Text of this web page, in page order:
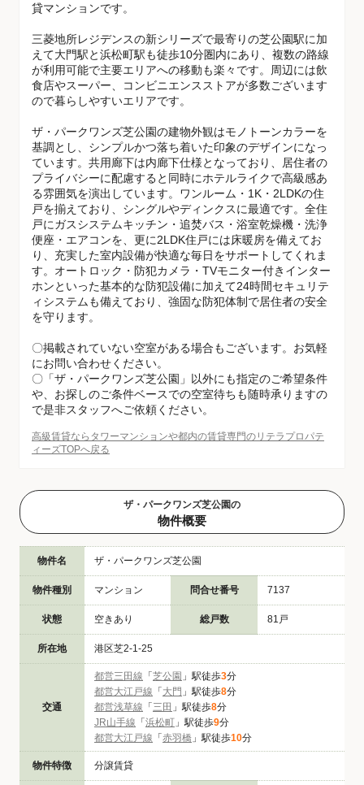
貸マンションです。
三菱地所レジデンスの新シリーズで最寄りの芝公園駅に加
えて大門駅と浜松町駅も徒歩10分圏内にあり、複数の路線
が利用可能で主要エリアへの移動も楽々です。周辺には飲
食店やスーパー、コンビニエンスストアが多数ございます
ので暮らしやすいエリアです。
ザ・パークワンズ芝公園の建物外観はモノトーンカラーを
基調とし、シンプルかつ落ち着いた印象のデザインになっ
ています。共用廊下は内廊下仕様となっており、居住者の
プライバシーに配慮すると同時にホテルライクで高級感あ
る雰囲気を演出しています。ワンルーム・1K・2LDKの住
戸を揃えており、シングルやディンクスに最適です。全住
戸にガスシステムキッチン・追焚バス・浴室乾燥機・洗浄
便座・エアコンを、更に2LDK住戸には床暖房を備えてお
り、充実した室内設備が快適な毎日をサポートしてくれま
す。オートロック・防犯カメラ・TVモニター付きインター
ホンといった基本的な防犯設備に加えて24時間セキュリテ
ィシステムも備えており、強固な防犯体制で居住者の安全
を守ります。
〇掲載されていない空室がある場合もございます。お気軽
にお問い合わせください。
〇「ザ・パークワンズ芝公園」以外にも指定のご希望条件
や、お探しのご条件ベースでの空室待ちも随時承りますの
で是非スタッフへご依頼ください。
高級賃貸ならタワーマンションや都内の賃貸専門のリテラプロパテ
ィーズTOPへ戻る
ザ・パークワンズ芝公園の
物件概要
物件名 ザ・パークワンズ芝公園
物件種別 マンション 問合せ番号 7137
状態 空きあり 総戸数 81戸
所在地 港区芝2-1-25
交通
都営三田線 「 芝公園 」駅徒歩3分
都営大江戸線 「 大門 」駅徒歩8分
都営浅草線 「 三田 」駅徒歩8分
JR山手線 「 浜松町 」駅徒歩9分
都営大江戸線 「 赤羽橋 」駅徒歩10分
物件特徴 分譲賃貸